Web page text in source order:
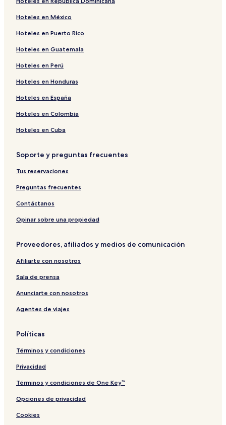
Hoteles en Groemitz
Hoteles en Sierksdorf
Hoteles cerca de Hansapark
Hoteles cerca de Zoológico Arche Noah
Hoteles en Hobstin
Departamentos en Neustadt in Holstein
Hoteles 4 estrellas en Timmendorfer Strand
Hoteles con alberca en Niendorf/Ostsee
Hoteles en Pelzerhaken
Hoteles de playa en Travemünde
Hoteles en Haffkrug
Hoteles con gimnasio en Pelzerhaken
Hoteles en Sagau
Hoteles de playa en Niendorf/Ostsee
Hoteles en Sibbersdorf
Hoteles en Dahme
Hoteles en Niendorf/Ostsee
Hoteles cerca de Playa de Haffkrug
Hoteles cerca de Playa de Niendorf
Hoteles en Oldenburg in Holstein
Hoteles familiares en Timmendorfer Strand
Hoteles con estacionamiento en Sierksdorf
Hoteles con estacionamiento en Weissenhaeuser Strand
Departamentos en Scharbeutz
Hoteles en Scharbeutz
Hoteles en México
Hoteles en Puerto Rico
Hoteles en Guatemala
Hoteles en Perú
Hoteles en Honduras
Hoteles en España
Hoteles en Colombia
Hoteles en Cuba
Soporte y preguntas frecuentes
Tus reservaciones
Preguntas frecuentes
Contáctanos
Opinar sobre una propiedad
Proveedores, afiliados y medios de comunicación
Afiliarte con nosotros
Sala de prensa
Anunciarte con nosotros
Agentes de viajes
Políticas
Términos y condiciones
Privacidad
Términos y condiciones de One Key™
Opciones de privacidad
Cookies